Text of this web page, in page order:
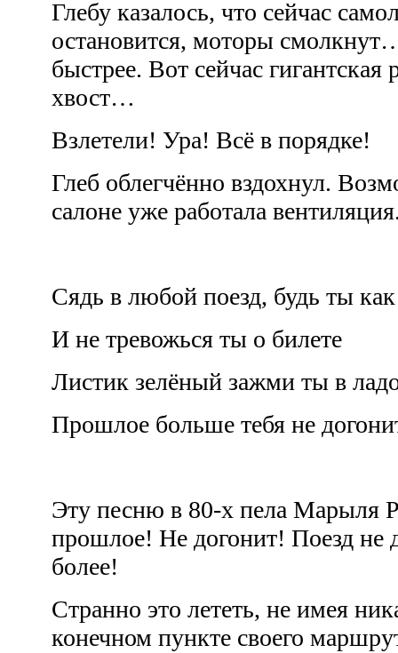
Глебу казалось, что сейчас
остановится, моторы
быстрее. Вот сейчас гигантская
хвост…
Взлетели! Ура! Всё в порядке!
Глеб облегчённо вздохнул.
салоне уже работала
Сядь в любой поезд, будь ты
И не тревожься ты о билете
Листик зелёный зажми ты в
Прошлое больше тебя не
Эту песню в 80-х пела Марыля
прошлое! Не догонит! Поезд не
более!
Странно это лететь, не имея
конечном пункте своего